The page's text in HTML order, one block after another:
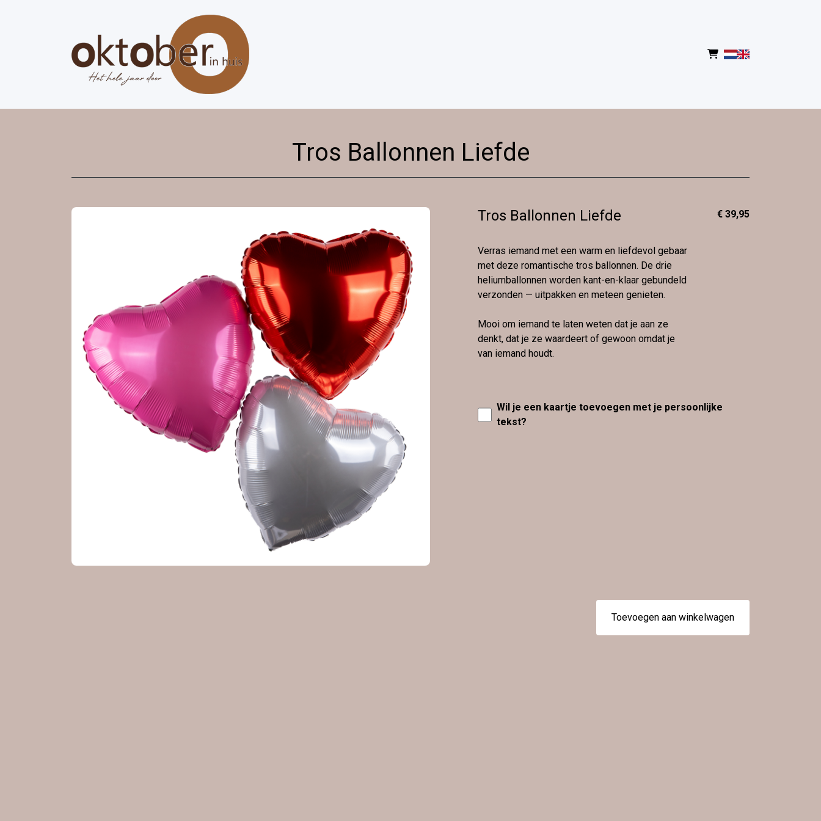
Tros Ballonnen Liefde
Tros Ballonnen Liefde
Verras iemand met een warm en liefdevol gebaar
met deze romantische tros ballonnen. De drie
heliumballonnen worden kant-en-klaar gebundeld
verzonden — uitpakken en meteen genieten.
Mooi om iemand te laten weten dat je aan ze
denkt, dat je ze waardeert of gewoon omdat je
van iemand houdt.
€ 39,95
Wil je een kaartje toevoegen met je persoonlijke
tekst?
Toevoegen aan winkelwagen